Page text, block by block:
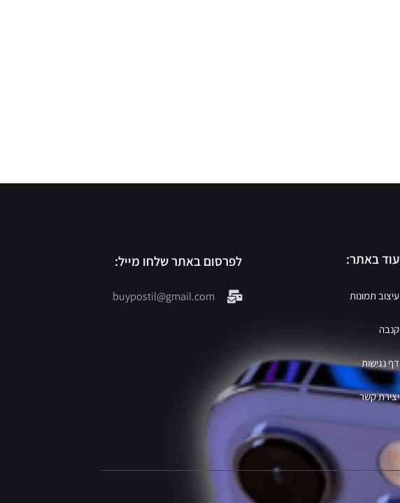
עוד באתר:
עיצוב תמונות
קנבה
דף נגישות
יצירת קשר
לפרסום באתר שלחו מייל:
buypostil@gmail.com